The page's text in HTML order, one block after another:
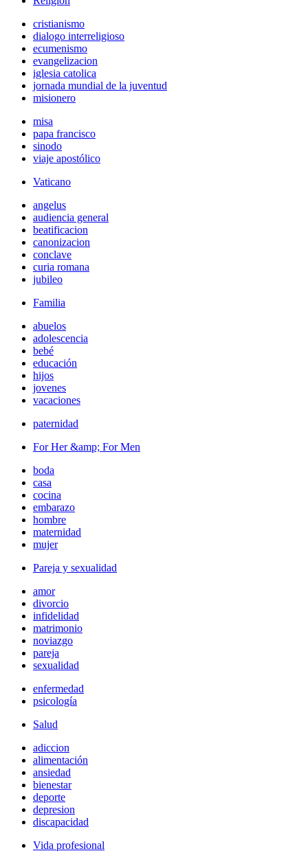
cristianismo
dialogo interreligioso
ecumenismo
evangelizacion
iglesia catolica
jornada mundial de la juventud
misionero
misa
papa francisco
sinodo
viaje apostólico
Vaticano
angelus
audiencia general
beatificacion
canonizacion
conclave
curia romana
jubileo
Familia
abuelos
adolescencia
bebé
educación
hijos
jovenes
vacaciones
paternidad
For Her &amp; For Men
boda
casa
cocina
embarazo
hombre
maternidad
mujer
Pareja y sexualidad
amor
divorcio
infidelidad
matrimonio
noviazgo
pareja
sexualidad
enfermedad
psicología
Salud
adiccion
alimentación
ansiedad
bienestar
deporte
depresion
discapacidad
Vida profesional